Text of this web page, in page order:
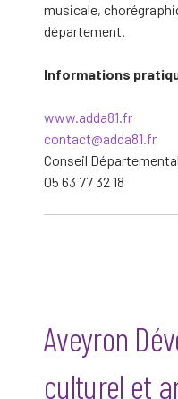
musicale,
département.
Informations
www.adda81.fr
contact@adda81.fr
Conseil
05 63 77 32 18
Aveyron
culturel et